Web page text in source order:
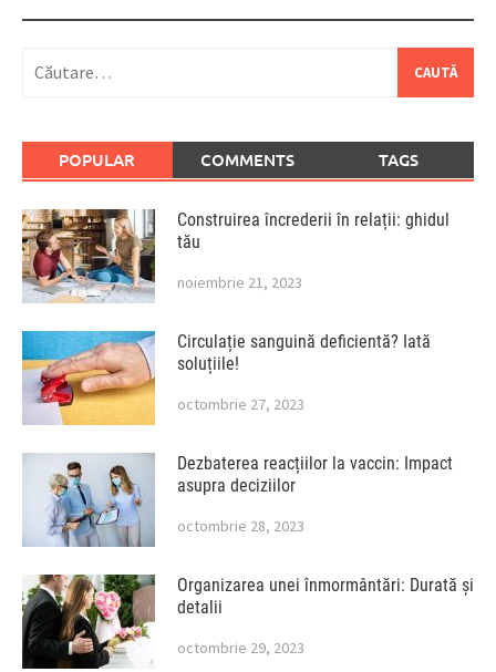
după:
POPULAR COMMENTS TAGS
Construirea încrederii în relații: ghidul
tău
noiembrie 21, 2023
Circulație sanguină deficientă? Iată
soluțiile!
octombrie 27, 2023
Dezbaterea reacțiilor la vaccin: Impact
asupra deciziilor
octombrie 28, 2023
Organizarea unei înmormântări: Durată și
detalii
octombrie 29, 2023